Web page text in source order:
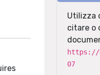
Utilizza
citare o
https://
07